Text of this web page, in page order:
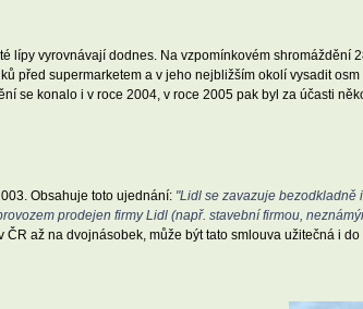
vyrovnávají dodnes. Na vzpomínkovém shromáždění
před supermarketem a v jeho nejbližším okolí vysadit
se konalo i v roce 2004, v roce 2005 pak byl za účasti
Obsahuje toto ujednání: "Lidl se zavazuje bezodkladně
prodejen firmy Lidl (např. stavební firmou,
až na dvojnásobek, může být tato smlouva užitečná i